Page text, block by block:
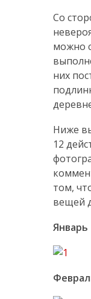
Со
можно
них
Ниже
12
том,
вещей
Январь